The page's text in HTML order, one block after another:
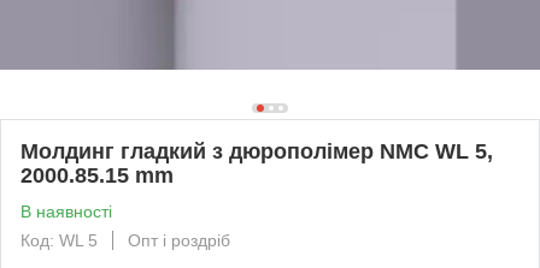
Молдинг гладкий з дюрополімер NMC WL 5,
2000.85.15 mm
В наявності
Код: WL 5
Опт і роздріб